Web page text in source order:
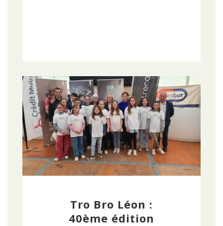
Tro Bro Léon :
40ème édition